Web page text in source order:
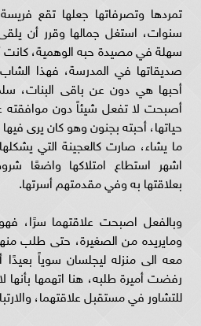
تمردها وتصرفاتها جعلها تقع
سنوات، استغل جمالها وقرر أن
سهلة في مصيدة حبه الوهمية، كانت
صديقاتها في المدرسة، فهذا
أحبها هي دون عن باقى البنات،
أصبحت لا تفعل شيئاً دون موافقته
حياتها، أحبته بجنون وهو كان يرى
ما يشاء، صارت كالعجينة التي
اشهر استطاع امتلاكها واضعًا
بعلاقتها به وفي مقدمتهم أسرتها.
وبالفعل اصبحت علاقتهما سرًا،
ومايريده من الصغيرة، حتى طلب
معه الى منزله ليجلسان سوياً بعيدًا
رفضت أميرة طلبه، هنا اتهمها بأنها
للتشاور في مستقبل علاقتهما،